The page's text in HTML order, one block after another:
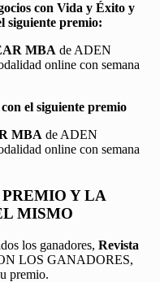
con Vida y Éxito y
siguiente premio:
MBA de ADEN
online con semana
el siguiente premio
MBA de ADEN
online con semana
Y LA
MISMO
los ganadores, Revista
LOS GANADORES,
premio.